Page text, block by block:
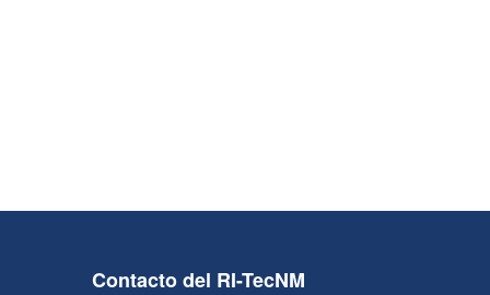
Contacto del RI-TecNM